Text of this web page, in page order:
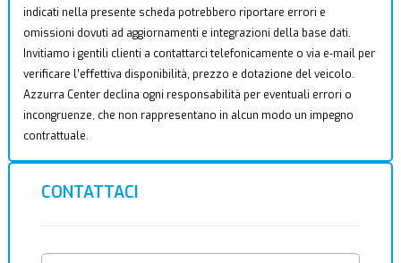
indicati nella presente scheda potrebbero riportare errori e
omissioni dovuti ad aggiornamenti e integrazioni della base dati.
Invitiamo i gentili clienti a contattarci telefonicamente o via e-mail per
verificare l’effettiva disponibilità, prezzo e dotazione del veicolo.
Azzurra Center declina ogni responsabilità per eventuali errori o
incongruenze, che non rappresentano in alcun modo un impegno
contrattuale.
CONTATTACI